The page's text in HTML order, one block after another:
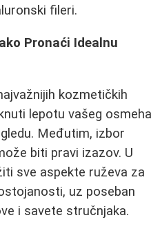
fileri.
Pronaći Idealnu
kozmetičkih
lepotu vašeg osmeha
Međutim, izbor
biti pravi izazov. U
sve aspekte ruževa za
uz poseban
i savete stručnjaka.